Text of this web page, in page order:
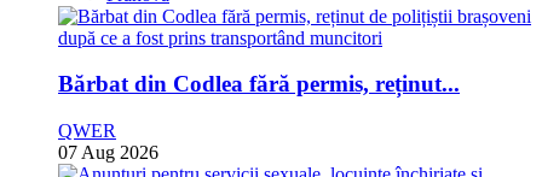
Bărbat din Codlea fără permis, reținut...
QWER
07 Aug 2026